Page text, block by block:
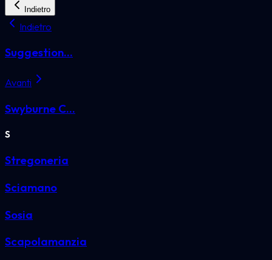
Indietro
Indietro
Suggestion...
Avanti
Swyburne C...
S
Stregoneria
Sciamano
Sosia
Scapolamanzia